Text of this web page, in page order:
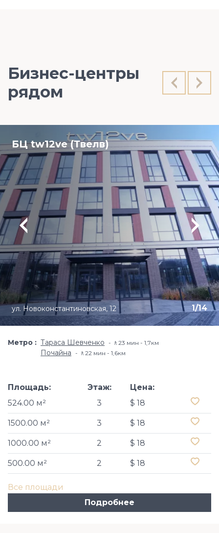
Бизнес-центры
рядом
БЦ tw12ve (Твелв)
1/14
ул. Новоконстантиновская, 12
Метро Тараса Шевченко 🚶23 мин - 1,7км
Почайна 🚶22 мин - 1,6км
Площадь:
524.00 м²
Этаж:
3
Цена:
$ 18
1500.00 м² 3 $ 18
1000.00 м² 2 $ 18
500.00 м² 2 $ 18
Все площади
Подробнее